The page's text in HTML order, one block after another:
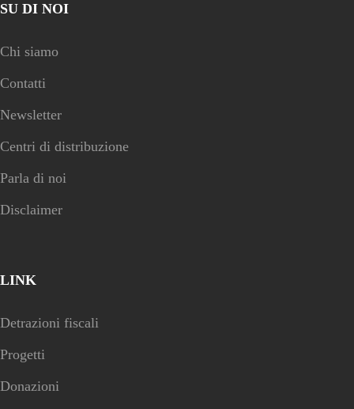
SU DI NOI
Chi siamo
Contatti
Newsletter
Centri di distribuzione
Parla di noi
Disclaimer
LINK
Detrazioni fiscali
Progetti
Donazioni